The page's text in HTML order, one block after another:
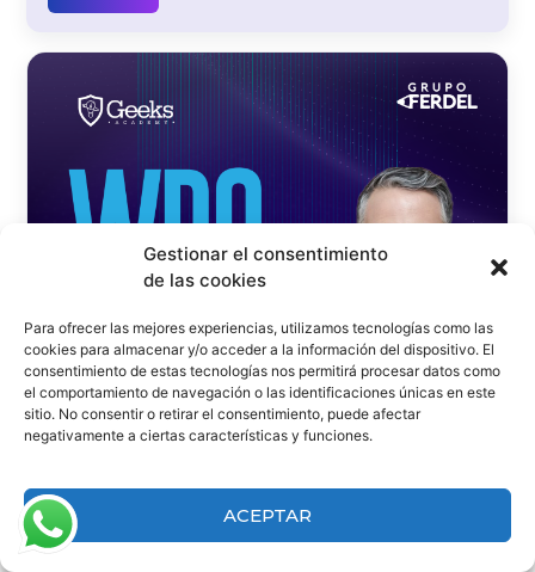
Gestionar el consentimiento
de las cookies
Para ofrecer las mejores experiencias, utilizamos tecnologías como las
cookies para almacenar y/o acceder a la información del dispositivo. El
consentimiento de estas tecnologías nos permitirá procesar datos como
el comportamiento de navegación o las identificaciones únicas en este
sitio. No consentir o retirar el consentimiento, puede afectar
negativamente a ciertas características y funciones.
ACEPTAR